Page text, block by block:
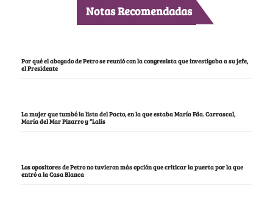
Notas Recomendadas
Por qué el abogado de Petro se reunió con la congresista que investigaba a su jefe,
el Presidente
La mujer que tumbó la lista del Pacto, en la que estaba María Fda. Carrascal,
María del Mar Pizarro y “Lalis
Los opositores de Petro no tuvieron más opción que criticar la puerta por la que
entró a la Casa Blanca